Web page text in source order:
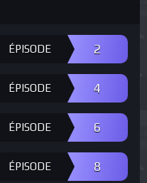
ÉPISODE 2
ÉPISODE 4
ÉPISODE 6
ÉPISODE 8